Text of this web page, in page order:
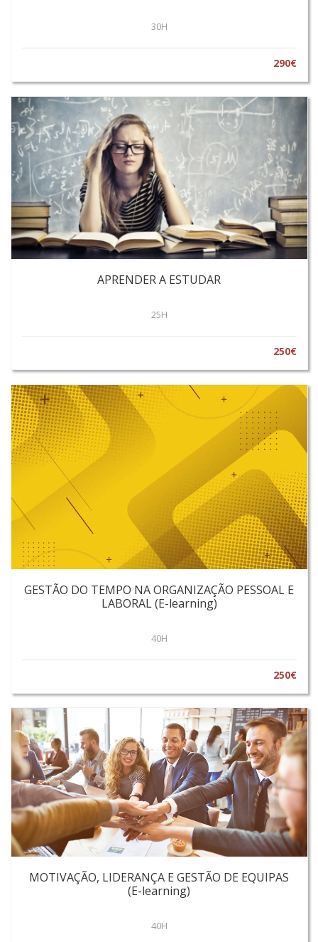
30H
290€
APRENDER A ESTUDAR
25H
250€
GESTÃO DO TEMPO NA ORGANIZAÇÃO PESSOAL E
LABORAL (E-learning)
40H
250€
MOTIVAÇÃO, LIDERANÇA E GESTÃO DE EQUIPAS
(E-learning)
40H